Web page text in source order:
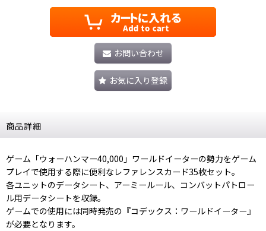
お問い合わせ
お気に入り登録
商品詳細
ゲーム「ウォーハンマー40,000」ワールドイーターの勢力をゲーム
プレイで使用する際に便利なレファレンスカード35枚セット。
各ユニットのデータシート、アーミールール、コンバットパトロー
ル用データシートを収録。
ゲームでの使用には同時発売の『コデックス：ワールドイーター』
が必要となります。